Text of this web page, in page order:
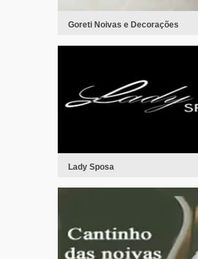
Goreti Noivas e Decorações
Lady Sposa